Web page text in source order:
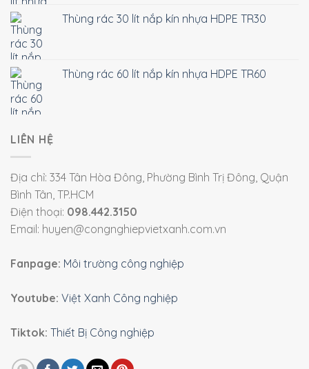
Thùng rác 30 lít nắp kín nhựa HDPE TR30
Thùng rác 60 lít nắp kín nhựa HDPE TR60
LIÊN HỆ
Địa chỉ: 334 Tân Hòa Đông, Phường Bình Trị Đông, Quận
Bình Tân, TP.HCM
Điện thoại: 098.442.3150
Email: huyen@congnghiepvietxanh.com.vn
Fanpage: Môi trường công nghiệp
Youtube: Việt Xanh Công nghiệp
Tiktok: Thiết Bị Công nghiệp